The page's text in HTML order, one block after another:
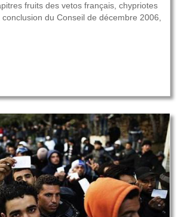
fruits des vetos français, chypriotes
du Conseil de décembre 2006,